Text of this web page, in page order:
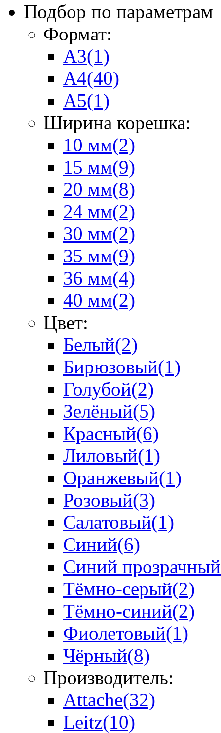
Подбор по параметрам
Формат:
А3(1)
А4(40)
А5(1)
Ширина корешка:
10 мм(2)
15 мм(9)
20 мм(8)
24 мм(2)
30 мм(2)
35 мм(9)
36 мм(4)
40 мм(2)
Цвет:
Белый(2)
Бирюзовый(1)
Голубой(2)
Зелёный(5)
Красный(6)
Лиловый(1)
Оранжевый(1)
Розовый(3)
Салатовый(1)
Синий(6)
Синий прозрачный
Тёмно-серый(2)
Тёмно-синий(2)
Фиолетовый(1)
Чёрный(8)
Производитель:
Attache(32)
Leitz(10)